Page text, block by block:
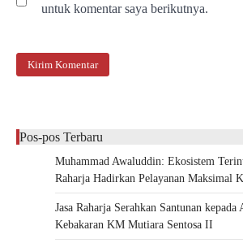
untuk komentar saya berikutnya.
Pos-pos Terbaru
Muhammad Awaluddin: Ekosistem
Raharja Hadirkan Pelayanan Maksimal
Jasa Raharja Serahkan Santunan
Kebakaran KM Mutiara Sentosa II